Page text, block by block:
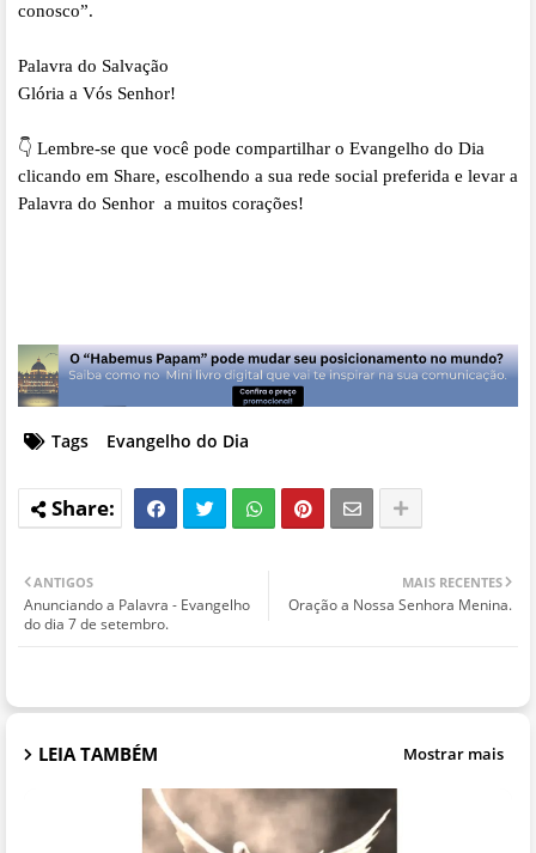
conosco”.
Palavra do Salvação
Glória a Vós Senhor!
👇 Lembre-se que você pode compartilhar o Evangelho do Dia
clicando em Share, escolhendo a sua rede social preferida e levar a
Palavra do Senhor a muitos corações!
Tags Evangelho do Dia
MAIS RECENTES
Oração a Nossa Senhora Menina.
ANTIGOS
Anunciando a Palavra - Evangelho
do dia 7 de setembro.
LEIA TAMBÉM Mostrar mais